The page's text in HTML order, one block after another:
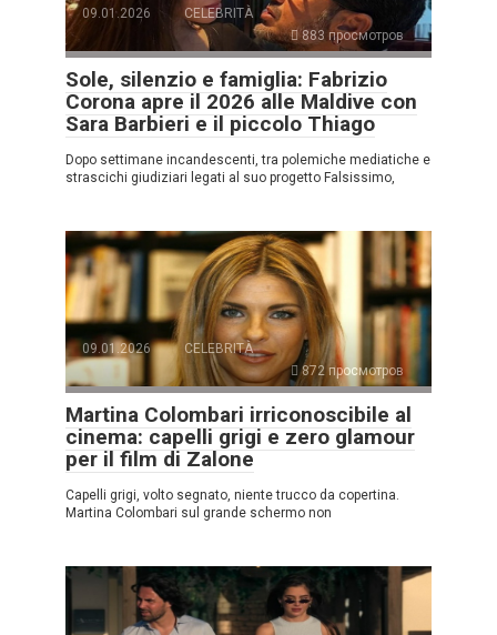
09.01.2026
CELEBRITÀ
883 просмотров
Sole, silenzio e famiglia: Fabrizio
Corona apre il 2026 alle Maldive con
Sara Barbieri e il piccolo Thiago
Dopo settimane incandescenti, tra polemiche mediatiche e
strascichi giudiziari legati al suo progetto Falsissimo,
09.01.2026
CELEBRITÀ
872 просмотров
Martina Colombari irriconoscibile al
cinema: capelli grigi e zero glamour
per il film di Zalone
Capelli grigi, volto segnato, niente trucco da copertina.
Martina Colombari sul grande schermo non